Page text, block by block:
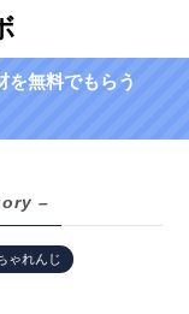
を無料でもらう
–
ゃれんじ